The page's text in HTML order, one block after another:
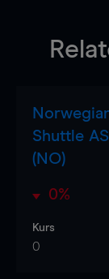
Shuttle
(NO)
0%
Kurs
0